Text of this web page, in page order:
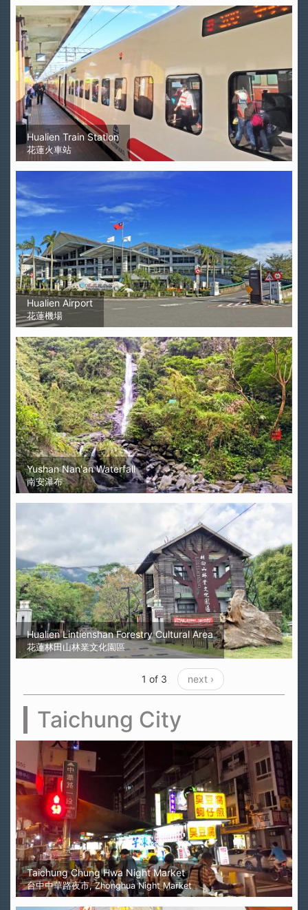
Hualien Train Station
花蓮火車站
Hualien Airport
花蓮機場
Yushan Nan'an Waterfall
南安瀑布
Hualien Lintienshan Forestry Cultural Area
花蓮林田山林業文化園區
1 of 3 next ›
Taichung City
Taichung Chung Hwa Night Market
台中中華路夜市, Zhonghua Night Market